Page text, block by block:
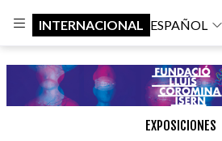
INTERNACIONAL ESPAÑOL
EXPOSICIONES